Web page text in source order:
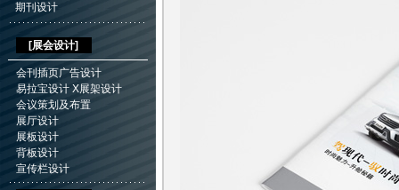
期刊设计
[展会设计]
会刊插页广告设计
易拉宝设计 X展架设计
会议策划及布置
展厅设计
展板设计
背板设计
宣传栏设计